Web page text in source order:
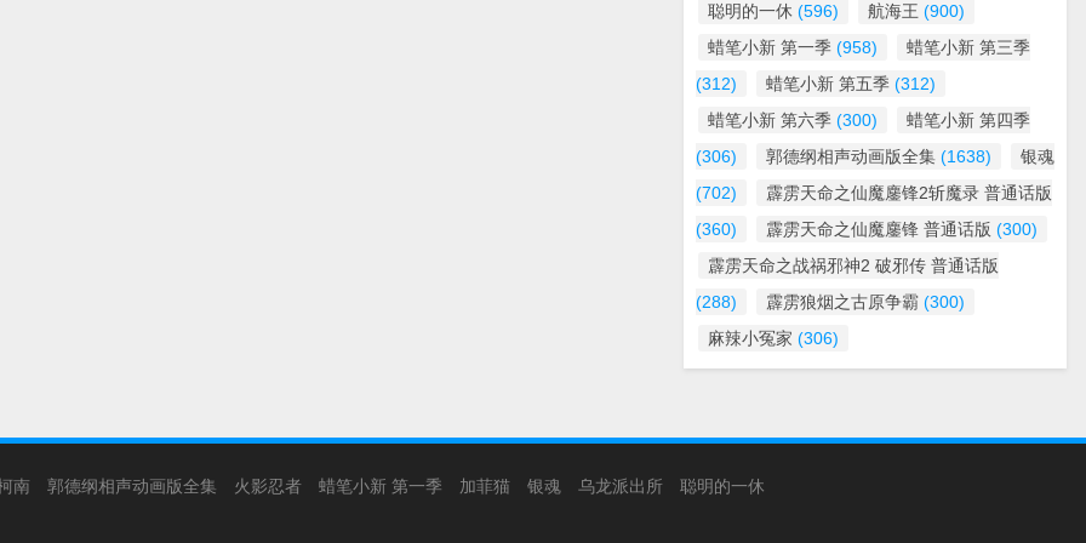
聪明的一休 (596) 航海王 (900)
蜡笔小新 第一季 (958)
蜡笔小新 第三季
(312)
蜡笔小新 第五季 (312)
蜡笔小新 第六季 (300)
蜡笔小新 第四季
(306)
郭德纲相声动画版全集 (1638)
银魂
(702)
霹雳天命之仙魔鏖锋2斩魔录 普通话版
(360)
霹雳天命之仙魔鏖锋 普通话版 (300)
霹雳天命之战祸邪神2 破邪传 普通话版
(288)
霹雳狼烟之古原争霸 (300)
麻辣小冤家 (306)
南 郭德纲相声动画版全集 火影忍者 蜡笔小新 第一季 加菲猫 银魂 乌龙派出所 聪明的一休